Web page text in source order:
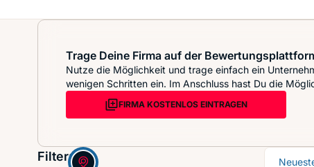
Trage Deine Firma auf der
Nutze die Möglichkeit und trage einfach ein
wenigen Schritten ein. Im Anschluss hast Du die
FIRMA KOSTENLOS EINTRAGEN
Filter: Sortierung